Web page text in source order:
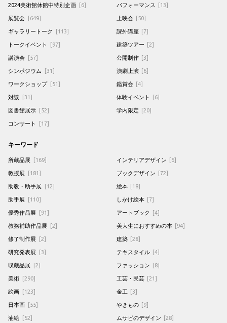
2024美術館休館中特別企画 [6]
展覧会 [649]
ギャラリートーク [113]
トークイベント [97]
講演会 [57]
シンポジウム [31]
ワークショップ [51]
対談 [31]
図書館展示 [52]
コンサート [17]
パフォーマンス [13]
上映会 [50]
課外講座 [7]
建築ツアー [2]
公開制作 [3]
演劇上演 [6]
鑑賞会 [4]
体験イベント [6]
学内限定 [20]
キーワード
所蔵品展 [169]
教授展 [181]
助教・助手展 [12]
助手展 [110]
優秀作品展 [91]
教務補助作品展 [2]
修了制作展 [2]
研究発表展 [3]
収蔵品展 [2]
美術 [290]
絵画 [123]
日本画 [55]
油絵 [52]
インテリアデザイン [6]
ブックデザイン [72]
絵本 [18]
しかけ絵本 [7]
アートブック [4]
美大生におすすめの本 [94]
建築 [28]
テキスタイル [4]
ファッション [8]
工芸・民芸 [21]
金工 [3]
やきもの [9]
ムサビのデザイン [28]